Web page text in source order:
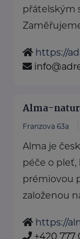
přátelským
https://
Alma-
Franzova 63a
Alma je
péče o pleť,
prémiovou
založenou
https://
+420 777